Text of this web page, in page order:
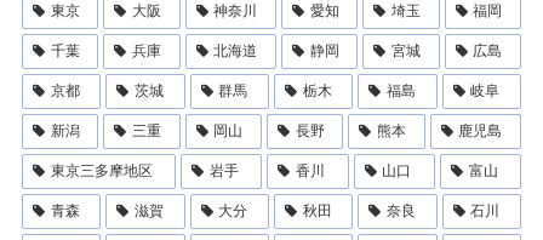
東京 大阪 神奈川 愛知 埼玉 福岡
千葉 兵庫 北海道 静岡 宮城 広島
京都 茨城 群馬 栃木 福島 岐阜
新潟 三重 岡山 長野 熊本 鹿児島
東京三多摩地区 岩手 香川 山口 富山
青森 滋賀 大分 秋田 奈良 石川